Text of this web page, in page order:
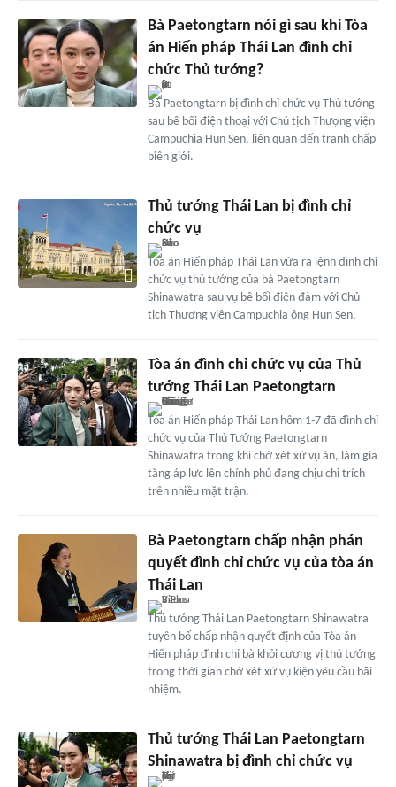
Bà Paetongtarn nói gì sau khi Tòa
án Hiến pháp Thái Lan đình chỉ
chức Thủ tướng?
Bà Paetongtarn bị đình chỉ chức vụ Thủ tướng
sau bê bối điện thoại với Chủ tịch Thượng viện
Campuchia Hun Sen, liên quan đến tranh chấp
biên giới.
Thủ tướng Thái Lan bị đình chỉ
chức vụ
Tòa án Hiến pháp Thái Lan vừa ra lệnh đình chỉ
chức vụ thủ tướng của bà Paetongtarn
Shinawatra sau vụ bê bối điện đàm với Chủ
tịch Thượng viện Campuchia ông Hun Sen.
Tòa án đình chỉ chức vụ của Thủ
tướng Thái Lan Paetongtarn
Tòa án Hiến pháp Thái Lan hôm 1-7 đã đình chỉ
chức vụ của Thủ Tướng Paetongtarn
Shinawatra trong khi chờ xét xử vụ án, làm gia
tăng áp lực lên chính phủ đang chịu chỉ trích
trên nhiều mặt trận.
Bà Paetongtarn chấp nhận phán
quyết đình chỉ chức vụ của tòa án
Thái Lan
Thủ tướng Thái Lan Paetongtarn Shinawatra
tuyên bố chấp nhận quyết định của Tòa án
Hiến pháp đình chỉ bà khỏi cương vị thủ tướng
trong thời gian chờ xét xử vụ kiện yêu cầu bãi
nhiệm.
Thủ tướng Thái Lan Paetongtarn
Shinawatra bị đình chỉ chức vụ